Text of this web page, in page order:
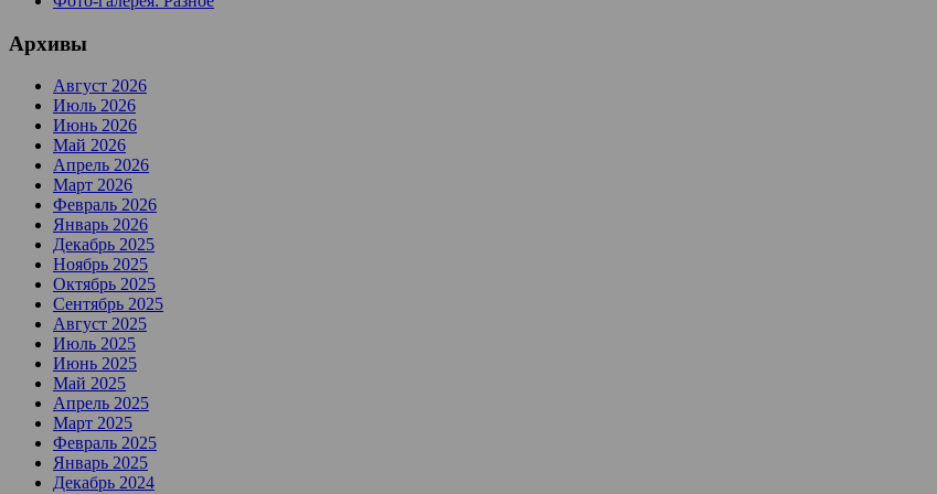
Архивы
Август 2026
Июль 2026
Июнь 2026
Май 2026
Апрель 2026
Март 2026
Февраль 2026
Январь 2026
Декабрь 2025
Ноябрь 2025
Октябрь 2025
Сентябрь 2025
Август 2025
Июль 2025
Июнь 2025
Май 2025
Апрель 2025
Март 2025
Февраль 2025
Январь 2025
Декабрь 2024